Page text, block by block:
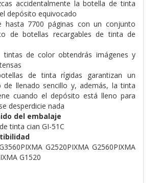
accidentalmente la botella de tinta
depósito equivocado
hasta 7700 páginas con un conjunto
de botellas recargables de tinta de
tintas de color obtendrás imágenes y
de tinta rígidas garantizan un
de llenado sencillo y, además, la tinta
cuando el depósito está lleno para
desperdicie nada
del embalaje
tinta cian GI-51C
G2520PIXMA G2560PIXMA
G1520